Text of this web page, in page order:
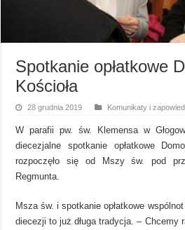
Spotkanie opłatkowe
Kościoła
28 grudnia 2019 Komunikaty i
W parafii pw. św. Klemensa w
diecezjalne spotkanie opłatkowe
rozpoczęło się od Mszy św. pod
Regmunta.
Msza św. i spotkanie opłatkowe
diecezji to już długa tradycja. – Chcemy